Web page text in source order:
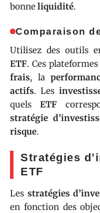
bonneliquidité.
Comparaison
Utilisez des outils
ETF. Ces
frais, la
actifs. Les
quels ETF
stratégie
risque.
Stratégies
ETF
Les stratégies
en fonction des